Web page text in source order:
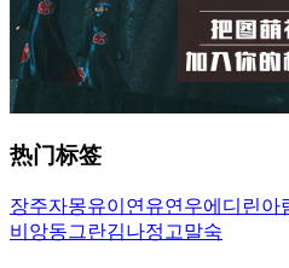
热门标签
장주자몽유이 연유연우에디린아
비앙동그란김나정 고말숙